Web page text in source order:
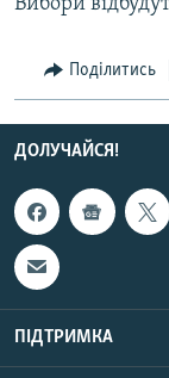
Поділитись
ДОЛУЧАЙСЯ!
ПІДТРИМКА